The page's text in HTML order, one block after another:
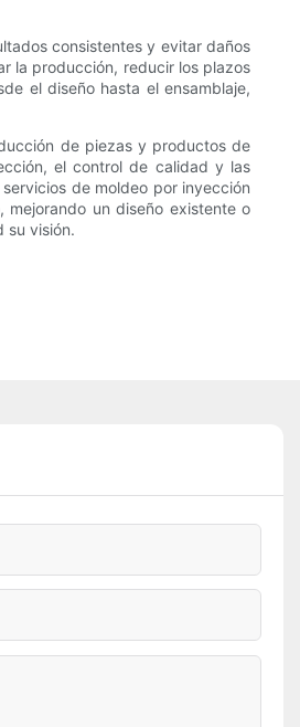
consistentes y evitar daños
la producción, reducir los plazos
el diseño hasta el ensamblaje,
de piezas y productos de
el control de calidad y las
de moldeo por inyección
un diseño existente o
su visión.